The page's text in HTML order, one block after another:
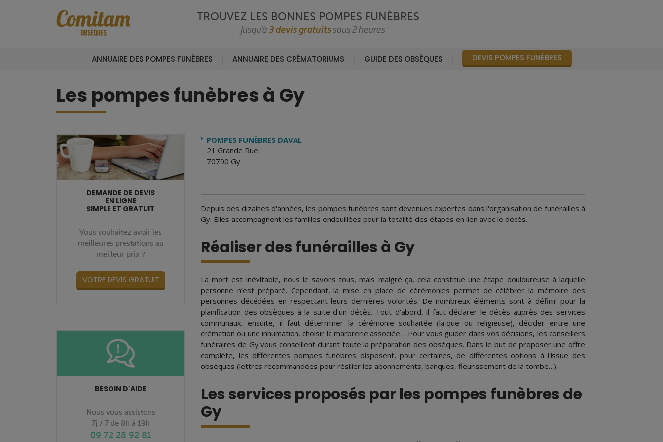
TROUVEZ LES BONNES POMPES FUNÈBRES
Jusqu’à3 devis gratuitssous 2 heures
ANNUAIRE DES POMPES FUNÈBRES ANNUAIRE DES CRÉMATORIUMS GUIDE DES OBSÈQUES DEVIS POMPES FUNÈBRES
Les pompes funèbres à Gy
Depuis des dizaines d'années, les pompes funèbres sont devenues expertes dans l'organisation de funérailles à
Gy. Elles accompagnent les familles endeuillées pour la totalité des étapes en lien avec le décès.
Réaliser des funérailles à Gy
La mort est inévitable, nous le savons tous, mais malgré ça, cela constitue une étape douloureuse à laquelle
personne n’est préparé. Cependant, la mise en place de cérémonies permet de célébrer la mémoire des
personnes décédées en respectant leurs dernières volontés. De nombreux éléments sont à définir pour la
planification des obsèques à la suite d'un décès. Tout d’abord, il faut déclarer le décès auprès des services
communaux, ensuite, il faut déterminer la cérémonie souhaitée (laïque ou religieuse), décider entre une
crémation ou une inhumation, choisir la marbrerie associée… Pour vous guider dans vos décisions, les conseillers
funéraires de Gy vous conseillent durant toute la préparation des obsèques. Dans le but de proposer une offre
complète, les différentes pompes funèbres disposent, pour certaines, de différentes options à l'issue des
obsèques (lettres recommandées pour résilier les abonnements, banques, fleurissement de la tombe…).
Les services proposés par les pompes funèbres de
Gy
POMPES FUNÈBRES DAVAL
21 Grande Rue
70700 Gy
DEMANDE DE DEVIS
EN LIGNE
SIMPLE ET GRATUIT
Vous souhaitez avoir les
meilleures prestations au
meilleur prix ?
VOTRE DEVIS GRATUIT
BESOIN D'AIDE
Nous vous assistons
7j / 7 de 8h à 19h
09 72 28 92 81